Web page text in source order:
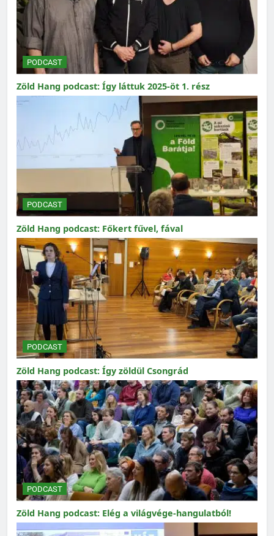
PODCAST
Zöld Hang podcast: Így láttuk 2025-öt 1. rész
PODCAST
Zöld Hang podcast: Főkert fűvel, fával
PODCAST
Zöld Hang podcast: Így zöldül Csongrád
PODCAST
Zöld Hang podcast: Elég a világvége-hangulatból!